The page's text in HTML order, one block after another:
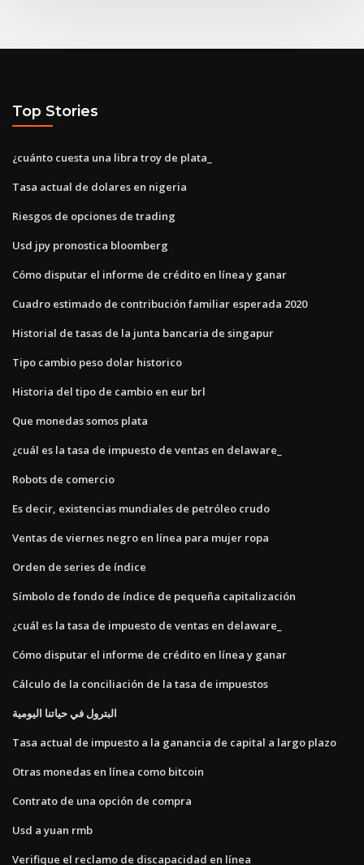
Top Stories
¿cuánto cuesta una libra troy de plata_
Tasa actual de dolares en nigeria
Riesgos de opciones de trading
Usd jpy pronostica bloomberg
Cómo disputar el informe de crédito en línea y ganar
Cuadro estimado de contribución familiar esperada 2020
Historial de tasas de la junta bancaria de singapur
Tipo cambio peso dolar historico
Historia del tipo de cambio en eur brl
Que monedas somos plata
¿cuál es la tasa de impuesto de ventas en delaware_
Robots de comercio
Es decir, existencias mundiales de petróleo crudo
Ventas de viernes negro en línea para mujer ropa
Orden de series de índice
Símbolo de fondo de índice de pequeña capitalización
¿cuál es la tasa de impuesto de ventas en delaware_
Cómo disputar el informe de crédito en línea y ganar
Cálculo de la conciliación de la tasa de impuestos
البترول في حياتنا اليومية
Tasa actual de impuesto a la ganancia de capital a largo plazo
Otras monedas en línea como bitcoin
Contrato de una opción de compra
Usd a yuan rmb
Verifique el reclamo de discapacidad en línea